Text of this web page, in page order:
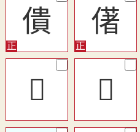
僓 㒂
󷉫 󷠟